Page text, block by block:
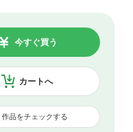
カートへ
今すぐ買う
作品をチェックする